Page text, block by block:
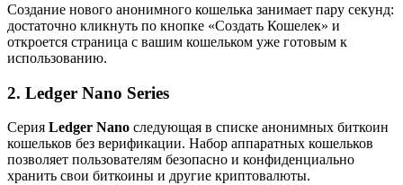
Создание нового анонимного кошелька занимает пару секунд:
достаточно кликнуть по кнопке «Создать Кошелек» и
откроется страница с вашим кошельком уже готовым к
использованию.
2. Ledger Nano Series
Серия Ledger Nano следующая в списке анонимных биткоин
кошельков без верификации. Набор аппаратных кошельков
позволяет пользователям безопасно и конфиденциально
хранить свои биткоины и другие криптовалюты.